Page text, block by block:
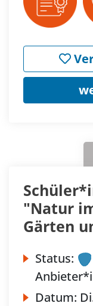
"Natur
Gärten
Status:
Datum: